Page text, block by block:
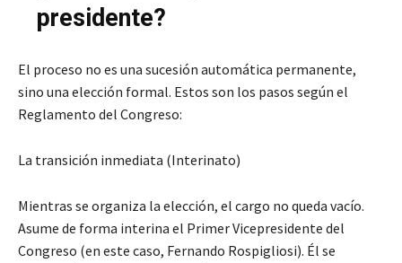
presidente?
El proceso no es una sucesión automática permanente,
sino una elección formal. Estos son los pasos según el
Reglamento del Congreso:
La transición inmediata (Interinato)
Mientras se organiza la elección, el cargo no queda vacío.
Asume de forma interina el Primer Vicepresidente del
Congreso (en este caso, Fernando Rospigliosi). Él se